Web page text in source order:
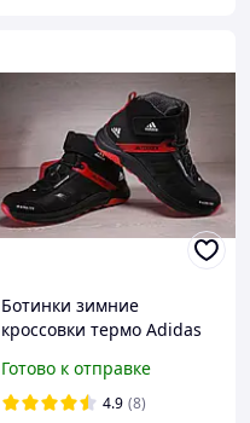
Ботинки зимние
кроссовки термо Adidas
Готово к отправке
4.9 (8)